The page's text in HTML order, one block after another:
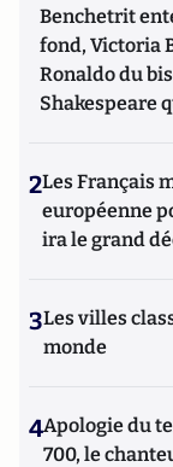
Benchetrit
fond, Victoria
Ronaldo du
Shakespeare
2Les Français
européenne
ira le grand
3Les villes
monde
4Apologie du
700, le